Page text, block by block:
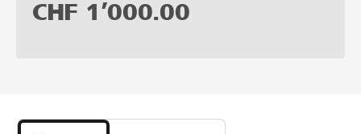
CHF 1’000.00